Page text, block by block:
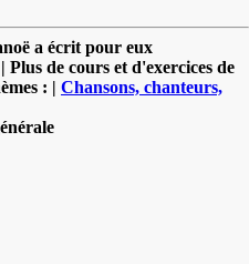
a écrit pour eux
| Plus de cours et d'exercices de
: | Chansons, chanteurs,